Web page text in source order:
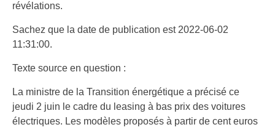
révélations.
Sachez que la date de publication est 2022-06-02
11:31:00.
Texte source en question :
La ministre de la Transition énergétique a précisé ce
jeudi 2 juin le cadre du leasing à bas prix des voitures
électriques. Les modèles proposés à partir de cent euros